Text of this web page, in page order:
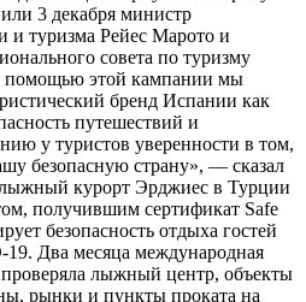
3 декабря министр
и туризма Рейес Марото и
совета по туризму
помощью этой кампании мы
бренд Испании как
путешествий и
у туристов уверенности в том,
безопасную страну», — сказал
курорт Эрджиес в Турции
получившим сертификат Safe
безопасность отдыха гостей
Два месяца международная
проверяла лыжный центр, объекты
рынки и пункты проката на